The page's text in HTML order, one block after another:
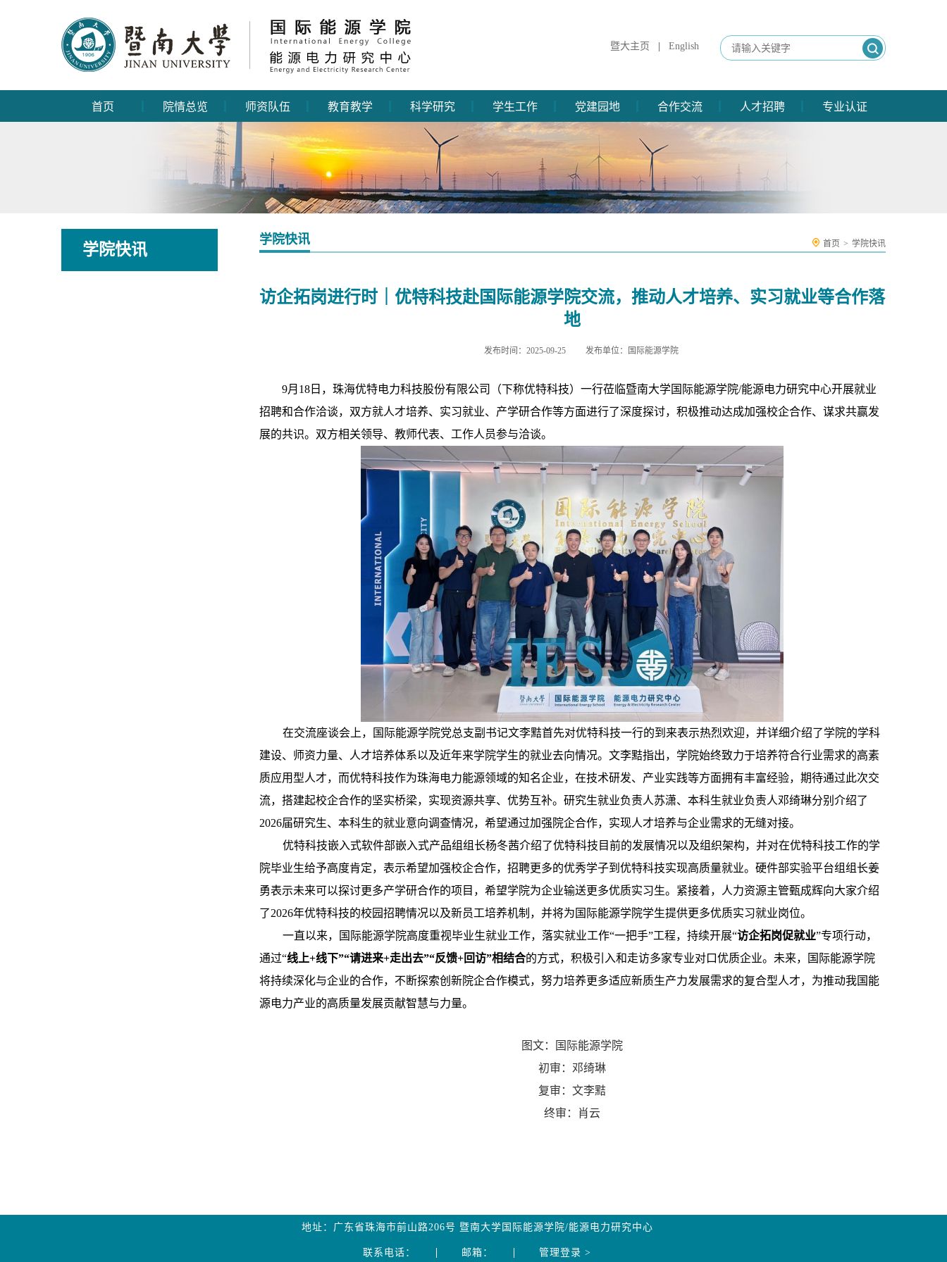
暨大主页 | English
首页 院情总览 师资队伍 教育教学 科学研究 学生工作 党建园地 合作交流 人才招聘 专业认证
学院快讯
学院快讯 首页 > 学院快讯
访企拓岗进行时｜优特科技赴国际能源学院交流，推动人才培养、实习就业等合作落
地
发布时间：2025-09-25 发布单位：国际能源学院
9月 18日，珠海优特电力科技股份有限公司（下称优特科技）一行莅临暨南大学国际能源学院/能源电力研究中心开展就业
招聘和合作洽谈， 双方就人才培养、实习就业、产学研合作等方面进行了深度探讨，积极推动达成加强校企合作、谋求共赢发
展的共识。双方相关领导、教师代表、工作人员参与洽谈。
在交流座谈会上，国际能源学院党总支副书记文李黠首先对优特科技一行的到来表示热烈欢迎，并详细介绍了学院的学科
建设、师资力量、人才培养体系以及近年来学院学生的就业去向情况。文李黠指出，学院始终致力于培养符合行业需求的高素
质应用型人才，而优特科技作为珠海电力能源领域的知名企业，在技术研发、产业实践等方面拥有丰富经验，期待通过此次交
流，搭建起校企合作的坚实桥梁，实现资源共享、优势互补。 研究生就业负责人苏潇、本科生就业负责人邓绮琳分别介绍了
2026届研究生、本科生的就业意向调查情况， 希望通过加强院企合作，实现人才培养与企业需求的无缝对接。
优特科技嵌入式软件部嵌入式产品组组长杨冬茜介绍了优特科技目前的发展情况以及组织架构，并对在优特科技工作的学
院毕业生给予高度肯定，表示希望加强校企合作，招聘更多的优秀学子到优特科技实现高质量就业。硬件部实验平台组组长姜
勇表示未来可以探讨更多产学研合作的项目，希望学院为企业输送更多优质实习生。紧接着，人力资源主管甄成辉向大家介绍
了2026年优特科技的校园招聘情况以及新员工培养机制，并将为国际能源学院学生提供更多优质实习就业岗位。
一直以来，国际能源学院高度重视毕业生就业工作，落实就业工作“一把手”工程，持续开展“访企拓岗促就业”专项行动，
通过“线上+线下”“请进来+走出去”“反馈+回访”相结合的方式，积极引入和走访多家专业对口优质企业。未来，国际能源学院
将持续深化与企业的合作，不断探索创新院企合作模式，努力培养更多适应新质生产力发展需求的复合型人才，为推动我国能
源电力产业的高质量发展贡献智慧与力量。
图文：国际能源学院
初审：邓绮琳
复审：文李黠
终审：肖云
地址：广东省珠海市前山路206号 暨南大学国际能源学院/能源电力研究中心
联系电话： 邮箱： 管理登录 >